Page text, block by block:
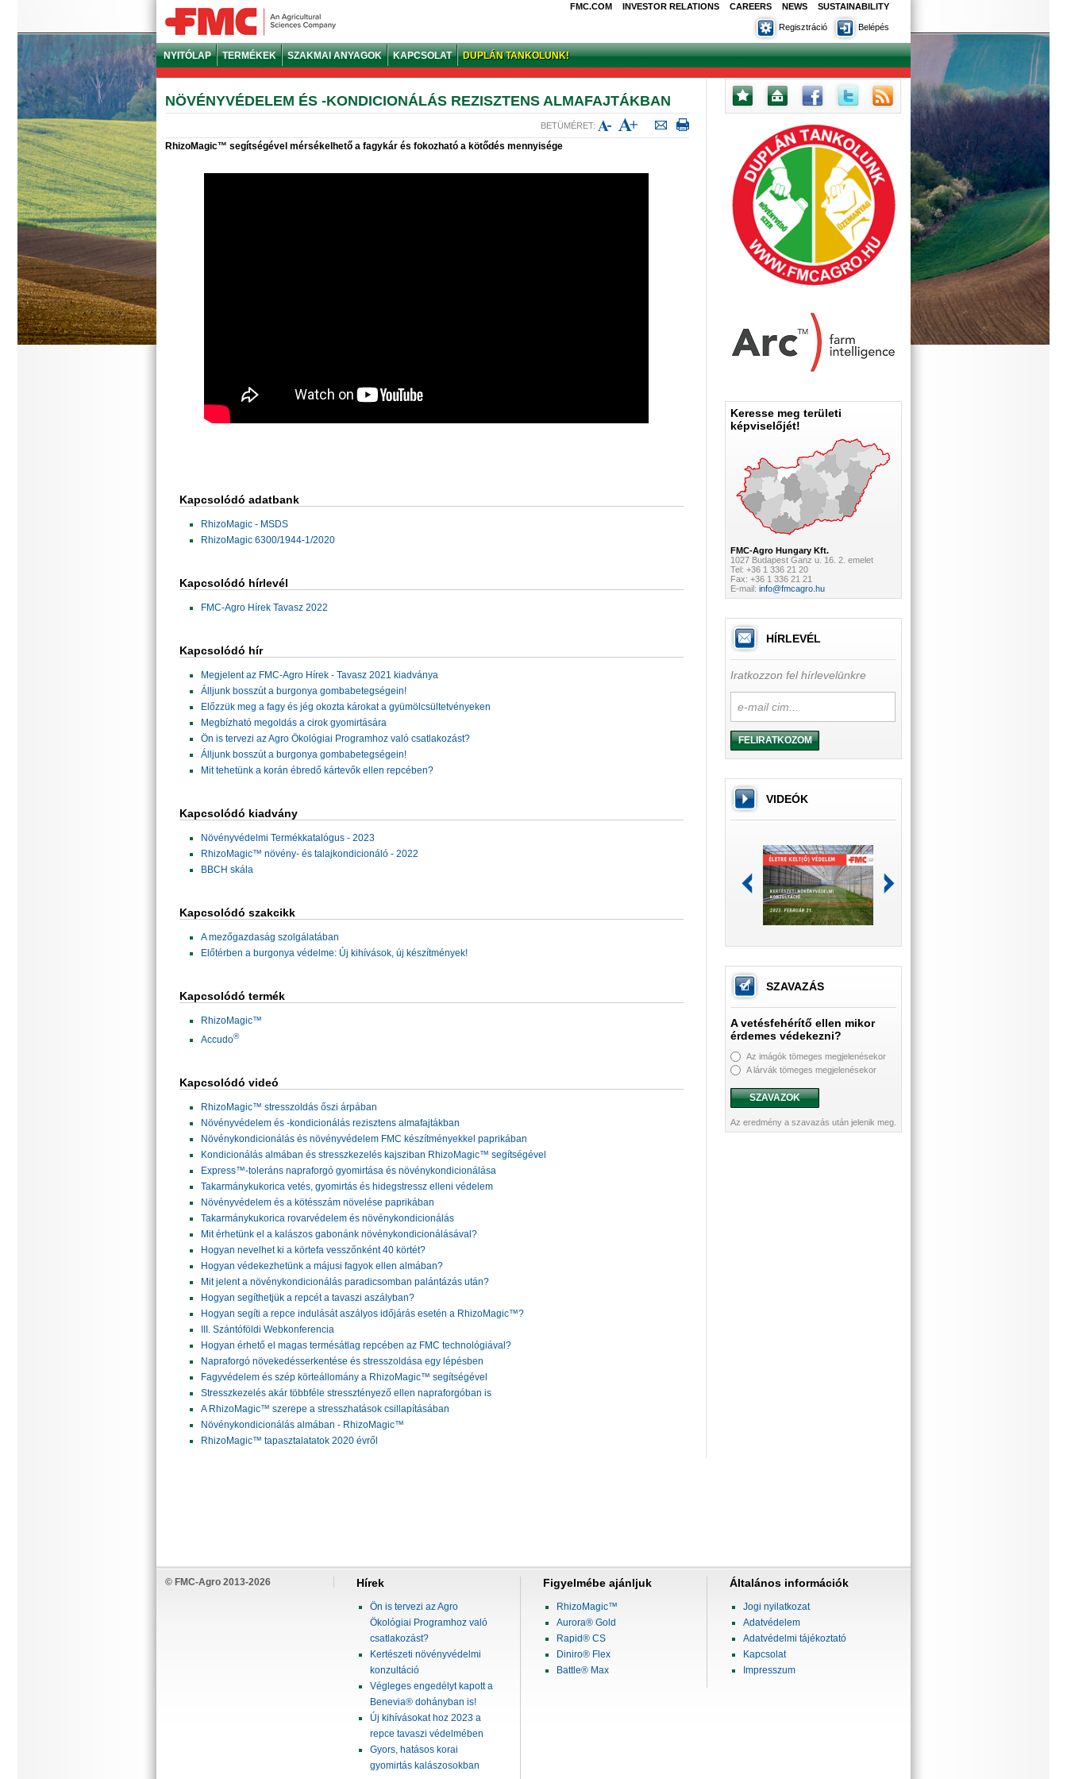
FMC.COM INVESTOR RELATIONS CAREERS NEWS SUSTAINABILITY
Belépés
Regisztráció
NYITÓLAP TERMÉKEK SZAKMAI ANYAGOK KAPCSOLAT DUPLÁN TANKOLUNK!
NÖVÉNYVÉDELEM ÉS -KONDICIONÁLÁS REZISZTENS ALMAFAJTÁKBAN
BETÜMÉRET:
RhizoMagic™ segítségével mérsékelhető a fagykár és fokozható a kötődés mennyisége
Kapcsolódó adatbank
RhizoMagic - MSDS
RhizoMagic 6300/1944-1/2020
Kapcsolódó hírlevél
FMC-Agro Hírek Tavasz 2022
Kapcsolódó hír
Megjelent az FMC-Agro Hírek - Tavasz 2021 kiadványa
Álljunk bosszút a burgonya gombabetegségein!
Előzzük meg a fagy és jég okozta károkat a gyümölcsültetvényeken
Megbízható megoldás a cirok gyomirtására
Ön is tervezi az Agro Ökológiai Programhoz való csatlakozást?
Álljunk bosszút a burgonya gombabetegségein!
Mit tehetünk a korán ébredő kártevők ellen repcében?
Kapcsolódó kiadvány
Növényvédelmi Termékkatalógus - 2023
RhizoMagic™ növény- és talajkondicionáló - 2022
BBCH skála
Kapcsolódó szakcikk
A mezőgazdaság szolgálatában
Előtérben a burgonya védelme: Új kihívások, új készítmények!
Kapcsolódó termék
RhizoMagic™
Accudo®
Kapcsolódó videó
RhizoMagic™ stresszoldás őszi árpában
Növényvédelem és -kondicionálás rezisztens almafajtákban
Növénykondicionálás és növényvédelem FMC készítményekkel paprikában
Kondicionálás almában és stresszkezelés kajsziban RhizoMagic™ segítségével
Express™-toleráns napraforgó gyomirtása és növénykondicionálása
Takarmánykukorica vetés, gyomirtás és hidegstressz elleni védelem
Növényvédelem és a kötésszám növelése paprikában
Takarmánykukorica rovarvédelem és növénykondicionálás
Mit érhetünk el a kalászos gabonánk növénykondicionálásával?
Hogyan nevelhet ki a körtefa vesszőnként 40 körtét?
Hogyan védekezhetünk a májusi fagyok ellen almában?
Mit jelent a növénykondicionálás paradicsomban palántázás után?
Hogyan segíthetjük a repcét a tavaszi aszályban?
Hogyan segíti a repce indulását aszályos időjárás esetén a RhizoMagic™?
III. Szántóföldi Webkonferencia
Hogyan érhető el magas termésátlag repcében az FMC technológiával?
Napraforgó növekedésserkentése és stresszoldása egy lépésben
Fagyvédelem és szép körteállomány a RhizoMagic™ segítségével
Stresszkezelés akár többféle stressztényező ellen napraforgóban is
A RhizoMagic™ szerepe a stresszhatások csillapításában
Növénykondicionálás almában - RhizoMagic™
RhizoMagic™ tapasztalatatok 2020 évről
Keresse meg területi
képviselőjét!
FMC-Agro Hungary Kft.
1027 Budapest Ganz u. 16. 2. emelet
Tel: +36 1 336 21 20
Fax: +36 1 336 21 21
E-mail: info@fmcagro.hu
HÍRLEVÉL
Iratkozzon fel hírlevelünkre
FELIRATKOZOM
VIDEÓK
SZAVAZÁS
A vetésfehérítő ellen mikor
érdemes védekezni?
Az imágók tömeges megjelenésekor
A lárvák tömeges megjelenésekor
SZAVAZOK
Az eredmény a szavazás után jelenik meg.
© FMC-Agro 2013-2026 Hírek
Ön is tervezi az Agro
Ökológiai Programhoz való
csatlakozást?
Kertészeti növényvédelmi
konzultáció
Végleges engedélyt kapott a
Benevia® dohányban is!
Új kihívásokat hoz 2023 a
repce tavaszi védelmében
Gyors, hatásos korai
gyomirtás kalászosokban
Figyelmébe ajánljuk
RhizoMagic™
Aurora® Gold
Rapid® CS
Diniro® Flex
Battle® Max
Általános információk
Jogi nyilatkozat
Adatvédelem
Adatvédelmi tájékoztató
Kapcsolat
Impresszum